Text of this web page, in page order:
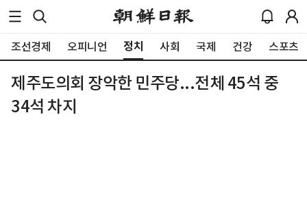
조선경제 오피니언 정치 사회 국제 건강 스포츠
제주도의회 장악한 민주당...전체 45석 중
34석 차지